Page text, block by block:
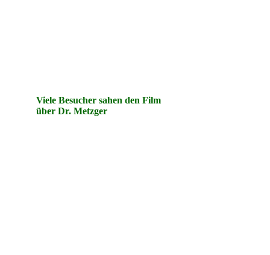
Viele Besucher sahen den Film
über Dr. Metzger